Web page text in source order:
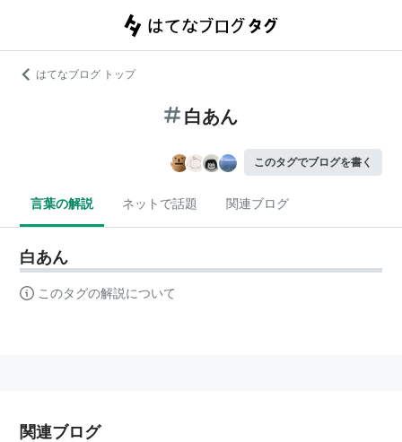
はてなブログ トップ
白あん
このタグでブログを書く
言葉の解説 ネットで話題 関連ブログ
白あん
このタグの解説について
関連ブログ